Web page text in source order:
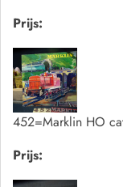
Prijs:
452=Marklin HO
Prijs: